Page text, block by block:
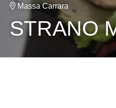
Massa Carrara
STRANO